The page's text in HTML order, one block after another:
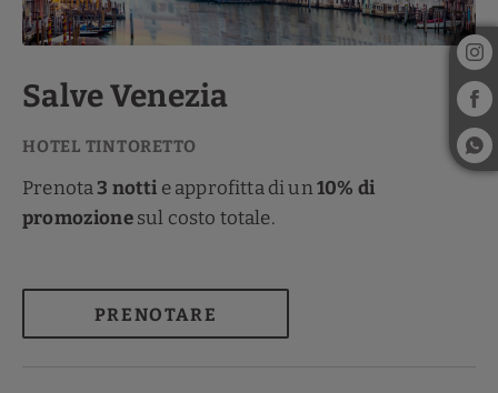
Salve Venezia
Prenota3 notti e approfitta di un10% di
promozionesul costo totale.
PRENOTARE